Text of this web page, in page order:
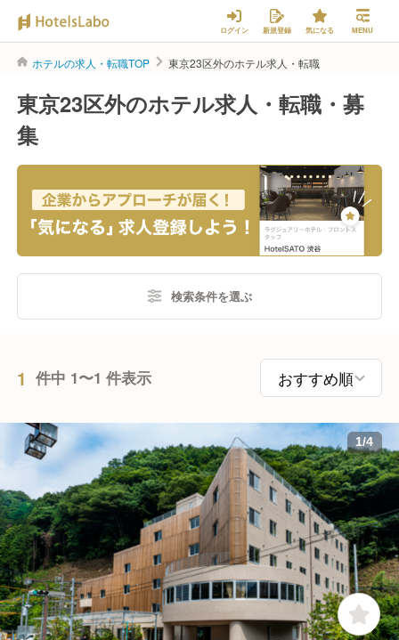
ログイン 新規登録 気になる MENU
ホテルの求人・転職TOP 東京23区外のホテル求人・転職
東京23区外のホテル求人・転職・募
集
検索条件を選ぶ
1 件中 1〜1 件表示
1/4